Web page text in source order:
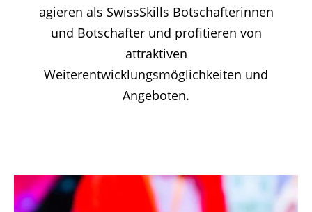
agieren als SwissSkills Botschafterinnen
und Botschafter und profitieren von
attraktiven
Weiterentwicklungsmöglichkeiten und
Angeboten.